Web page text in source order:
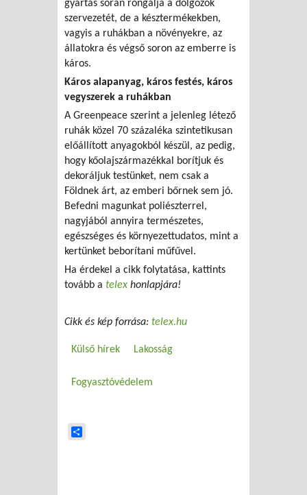
gyártás során rongálja a dolgozók
szervezetét, de a késztermékekben,
vagyis a ruhákban a növényekre, az
állatokra és végső soron az emberre is
káros.
Káros alapanyag, káros festés, káros
vegyszerek a ruhákban
A Greenpeace szerint a jelenleg létező
ruhák közel 70 százaléka szintetikusan
előállított anyagokból készül, az pedig,
hogy kőolajszármazékkal borítjuk és
dekoráljuk testünket, nem csak a
Földnek árt, az emberi bőrnek sem jó.
Befedni magunkat poliészterrel,
nagyjából annyira természetes,
egészséges és környezettudatos, mint a
kertünket beborítani műfűvel.
Ha érdekel a cikk folytatása, kattints
tovább a telex honlapjára!
Cikk és kép forrása: telex.hu
Külső hírek Lakosság
Fogyasztóvédelem